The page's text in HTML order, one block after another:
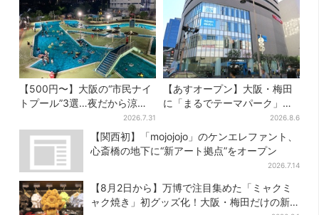
【500円〜】大阪の“市民ナイ
トプール”3選…夜だから涼し
2026.7.31
【あすオープン】大阪・梅田
に「まるでテーマパーク」な
巨大スポーツ店、461ブラン
ド集結！ 6フロアをまとめて
紹介
2026.8.6
【関西初】「mojojojo」のケンエレファント、
心斎橋の地下に“新アート拠点”をオープン
2026.7.14
【8月2日から】万博で注目集めた「ミャクミ
ャク焼き」初グッズ化！大阪・梅田だけの新